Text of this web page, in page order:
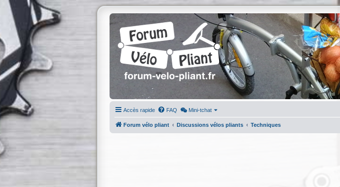
Accès rapide FAQ Mini-tchat
Forum vélo pliant Discussions vélos pliants Techniques